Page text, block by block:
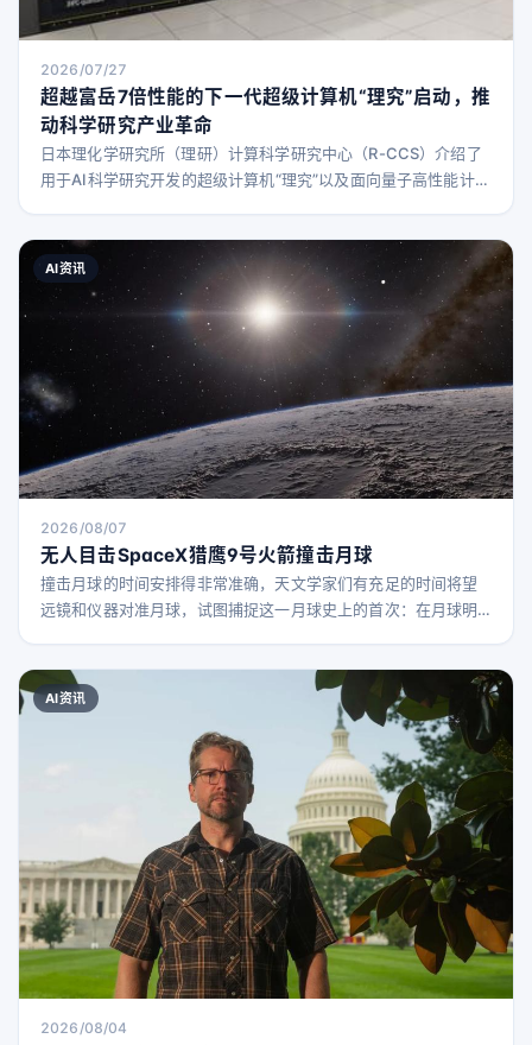
2026/07/27
超越富岳7倍性能的下一代超级计算机“理究”启动，推
动科学研究产业革命
日本理化学研究所（理研）计算科学研究中心（R-CCS）介绍了
用于AI科学研究开发的超级计算机“理究”以及面向量子高性能计算
2026年10月正式投入运行，目前处于最终测试阶段；“ROQUO”
已于今年6月开始运营。理研将“理究”和“ROQUO”统称为“R2”。
引领科学研究产
AI资讯
2026/08/07
无人目击SpaceX猎鹰9号火箭撞击月球
撞击月球的时间安排得非常准确，天文学家们有充足的时间将望
远镜和仪器对准月球，试图捕捉这一月球史上的首次：在月球明
每小时5400英里。迄今为止，最有力的撞击证据来自智利的观
测。根据美联社报道，使用欧洲南方天文台甚大望远镜的科学家
们在预测撞击时间几分钟后，探测到了一股钠和锂的气流。 虽然
AI资讯
2026/08/04